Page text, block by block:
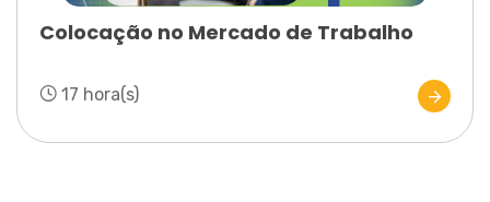
Colocação no Mercado de Trabalho
17 hora(s)